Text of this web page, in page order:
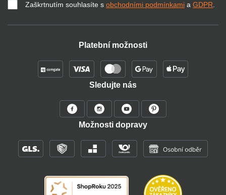
Zaškrtnutím souhlasíte s obchodními podmínkami a GDPR.
Platební možnosti
Sledujte nás
Možnosti dopravy